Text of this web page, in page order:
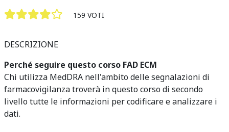
159 VOTI
DESCRIZIONE
Perché seguire questo corso FAD ECM
Chi utilizza MedDRA nell'ambito delle segnalazioni di
farmacovigilanza troverà in questo corso di secondo
livello tutte le informazioni per codificare e analizzare i
dati.